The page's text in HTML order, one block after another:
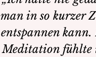
man in so kurzer
entspannen kann.
Meditation fühlte